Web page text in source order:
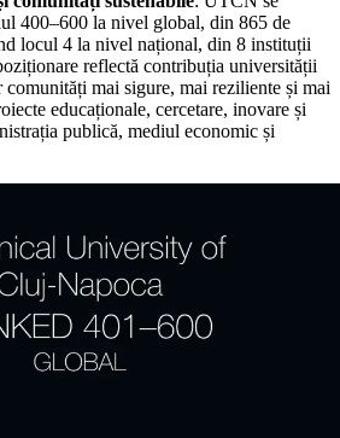
400–600 la nivel global, din 865 de
locul 4 la nivel național, din 8 instituții
reflectă contribuția universității
comunități mai sigure, mai reziliente și mai
educaționale, cercetare, inovare și
publică, mediul economic și